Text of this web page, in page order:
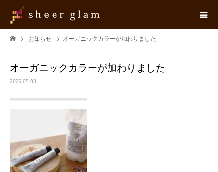
お知らせ オーガニックカラーが加わりました
オーガニックカラーが加わりました
2025.05.03